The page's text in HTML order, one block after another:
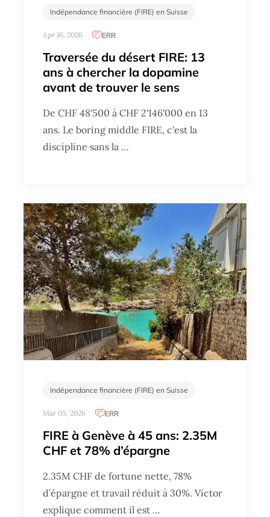
Indépendance financière (FIRE) en Suisse
Apr 16, 2026 ERR
Traversée du désert FIRE: 13
ans à chercher la dopamine
avant de trouver le sens
De CHF 48'500 à CHF 2'146'000 en 13
ans. Le boring middle FIRE, c'est la
discipline sans la …
Indépendance financière (FIRE) en Suisse
Mar 05, 2026 ERR
FIRE à Genève à 45 ans: 2.35M
CHF et 78% d’épargne
2.35M CHF de fortune nette, 78%
d’épargne et travail réduit à 30%. Victor
explique comment il est …